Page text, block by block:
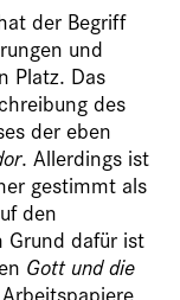
der Begriff
und
Platz. Das
des
der eben
. Allerdings ist
gestimmt als
den
Grund dafür ist
Gott und die